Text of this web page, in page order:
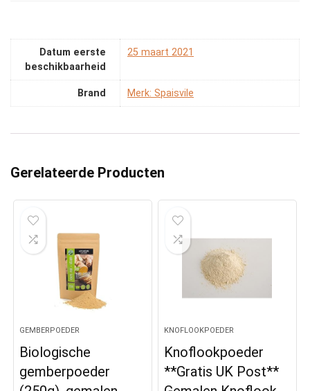
Datum eerste
beschikbaarheid
25 maart 2021
Brand Merk: Spaisvile
Gerelateerde Producten
GEMBERPOEDER
Biologische
gemberpoeder
KNOFLOOKPOEDER
Knoflookpoeder
**Gratis UK Post**